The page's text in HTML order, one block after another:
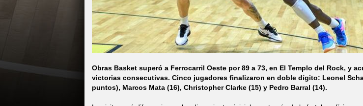
Obras Basket superó a Ferrocarril Oeste por 89 a 73, en El Templo del Rock, y
victorias consecutivas. Cinco jugadores finalizaron en doble dígito: Leonel
puntos), Marcos Mata (16), Christopher Clarke (15) y Pedro Barral (14).